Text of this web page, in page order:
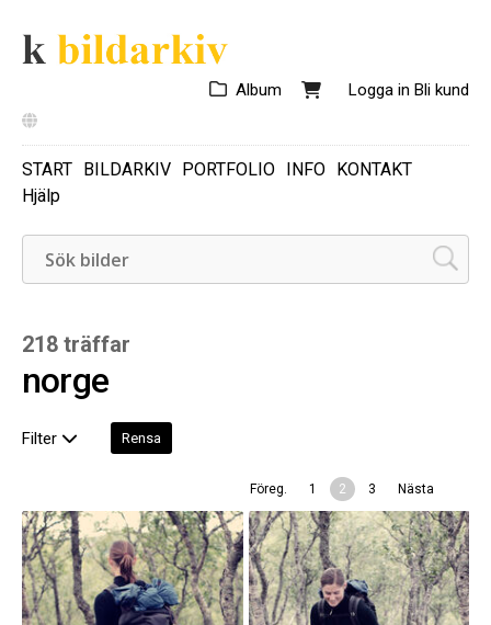
Logga in Bli kund
Album
START BILDARKIV PORTFOLIO INFO
KONTAKT
Hjälp
218 träffar
norge
Filter Rensa
Föreg. 1 2 3 Nästa